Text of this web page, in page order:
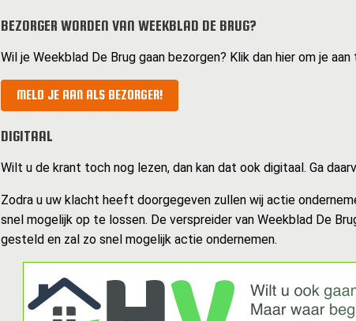
BEZORGER WORDEN VAN WEEKBLAD DE BRUG?
Wil je Weekblad De Brug gaan bezorgen? Klik dan hier om je
MELD JE AAN ALS BEZORGER!
DIGITAAL
Wilt u de krant toch nog lezen, dan kan dat ook digitaal. Ga
Zodra u uw klacht heeft doorgegeven zullen wij actie
snel mogelijk op te lossen. De verspreider van Weekblad De
gesteld en zal zo snel mogelijk actie ondernemen.